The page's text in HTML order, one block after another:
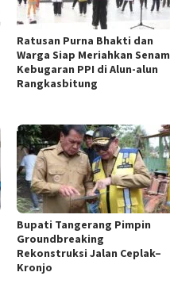
Ratusan Purna Bhakti dan
Warga Siap Meriahkan Senam
Kebugaran PPI di Alun-alun
Rangkasbitung
Bupati Tangerang Pimpin
Groundbreaking
Rekonstruksi Jalan Ceplak–
Kronjo